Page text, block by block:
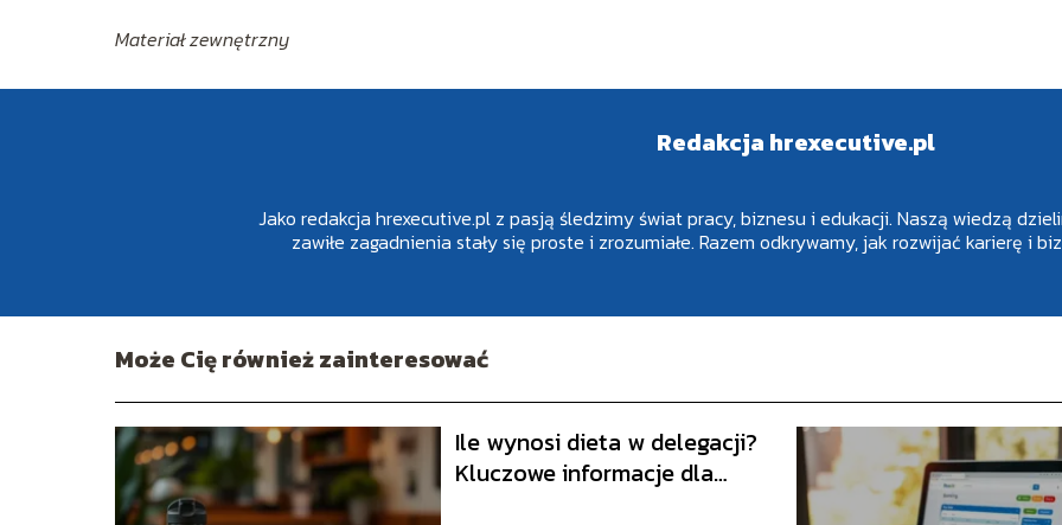
Materiał zewnętrzny
Redakcja hrexecutive.pl
Jako redakcja hrexecutive.pl z pasją śledzimy świat pracy, biznesu i edukacji. Naszą wiedzą
zawiłe zagadnienia stały się proste i zrozumiałe. Razem odkrywamy, jak rozwijać karierę i
Może Cię również zainteresować
Ile wynosi dieta w delegacji?
Kluczowe informacje dla